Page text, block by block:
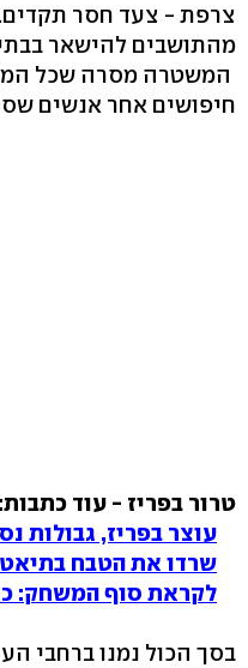
צרפת - צעד חסר תקדים.
מהתושבים להישאר
המשטרה מסרה שכל
חיפושים אחר אנשים
טרור בפריז - עוד כתבות:
עוצר בפריז, גבולות
שרדו את הטבח
לקראת סוף המשחק:
בסך הכול נמנו ברחבי